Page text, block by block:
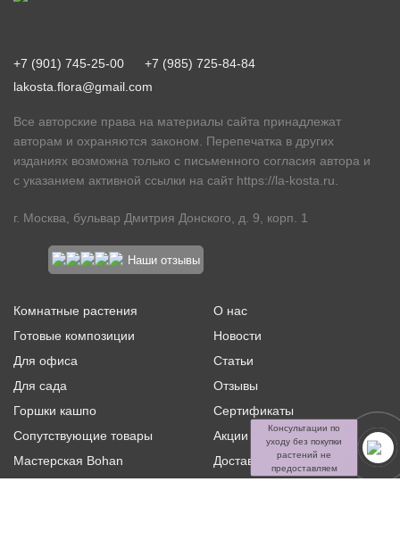
+7 (901) 745-25-00
+7 (985) 725-84-84
lakosta.flora@gmail.com
Все авторские права на материалы сайта принадлежат
авторам и охраняются законом. Перепечатка в других
изданиях возможна только с письменного согласия автора и
с указанием активной ссылки на сайт https://la-kosta.ru
г. Москва, бульвар Дмитрия Донского, д. 9, корп. 1
Наши отзывы
Комнатные растения
Готовые композиции
Для офиса
Для сада
Горшки кашпо
Сопутствующие товары
Мастерская Bohan
О нас
Новости
Статьи
Отзывы
Сертификаты
Акции и скидки
Доставка и оплата
Консультации по
уходу без покупки
растений не
предоставляем